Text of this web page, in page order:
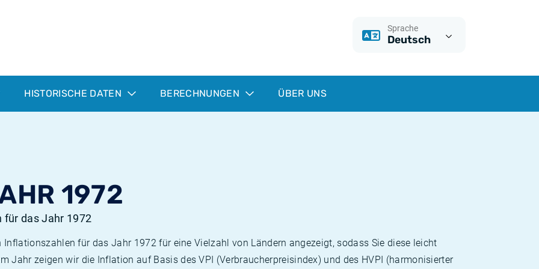
Sprache
Deutsch
HISTORISCHE DATEN BERECHNUNGEN ÜBER UNS
1972
das Jahr 1972
für das Jahr 1972 für eine Vielzahl von Ländern angezeigt, sodass Sie diese leicht
Jahr zeigen wir die Inflation auf Basis des VPI (Verbraucherpreisindex) und des HVPI (harmonisierter